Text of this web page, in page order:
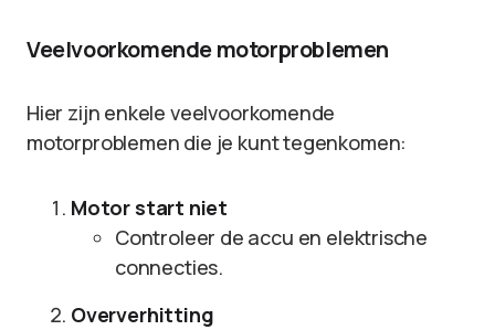
Veelvoorkomende motorproblemen
Hier zijn enkele veelvoorkomende
motorproblemen die je kunt tegenkomen:
Motor start niet
Controleer de accu en elektrische
connecties.
Oververhitting